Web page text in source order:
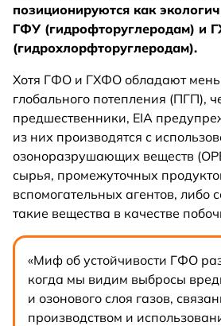
позиционируются как
ГФУ (гидрофторуглеродам) и
(гидрохлорфторуглеродам).
Хотя ГФО и ГХФО обладают
глобального потепления (ПГП),
предшественники, EIA
из них производятся с
озоноразрушающих веществ
сырья, промежуточных
вспомогательных агентов, либо
такие вещества в качестве
«Миф об устойчивости ГФО
когда мы видим выбросы
и озонового слоя газов,
производством и